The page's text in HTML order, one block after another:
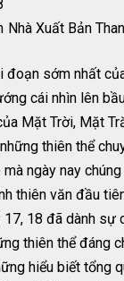
Nhà Xuất Bản
đoạn sớm nhất
cái nhìn lên
Mặt Trời, Mặt
thiên thể
ngày nay
thiên văn đầu
17, 18 đã dành sự
thiên thể đáng
hiểu biết tổng